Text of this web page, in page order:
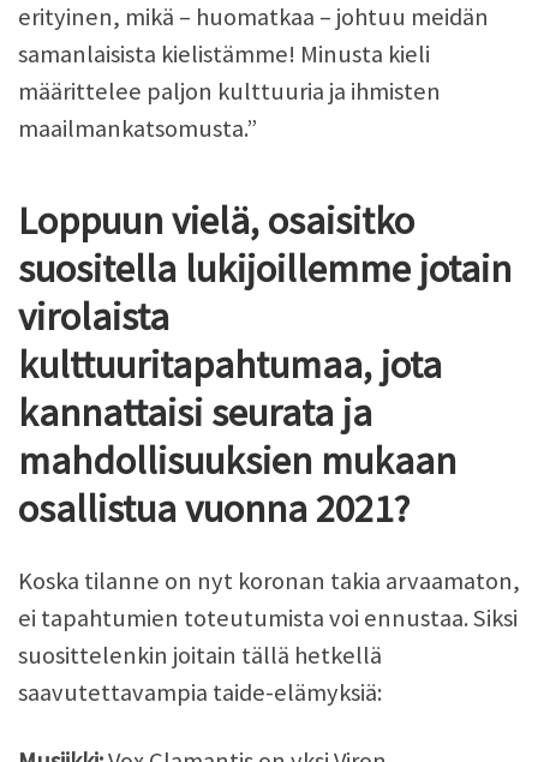
erityinen, mikä – huomatkaa – johtuu meidän
samanlaisista kielistämme! Minusta kieli
määrittelee paljon kulttuuria ja ihmisten
maailmankatsomusta.”
Loppuun vielä, osaisitko
suositella lukijoillemme jotain
virolaista
kulttuuritapahtumaa, jota
kannattaisi seurata ja
mahdollisuuksien mukaan
osallistua vuonna 2021?
Koska tilanne on nyt koronan takia arvaamaton,
ei tapahtumien toteutumista voi ennustaa. Siksi
suosittelenkin joitain tällä hetkellä
saavutettavampia taide-elämyksiä: